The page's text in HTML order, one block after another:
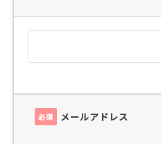
必須 メールアドレス